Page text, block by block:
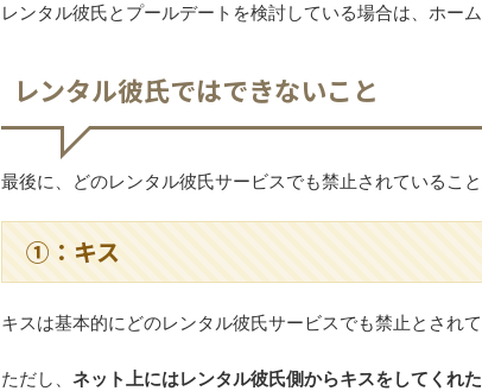
レンタル彼氏とプールデートを検討している場合は、ホー
レンタル彼氏ではできないこと
最後に、どのレンタル彼氏サービスでも禁止されているこ
①：キス
キスは基本的にどのレンタル彼氏サービスでも禁止とされて
ただし、 ネット上にはレンタル彼氏側からキスをしてくれ